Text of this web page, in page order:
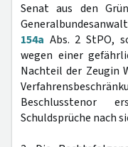
Senat aus den
154a Abs. 2 StPO,
wegen einer
Nachteil der Zeugin
Beschlusstenor
Schuldsprüche nach